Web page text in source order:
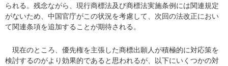
られる。残念ながら、現行商標法及び商標法実施条例には関連規定
がないため、中国官庁がこの状況を考慮して、次回の法改正におい
て関連条項を追加することが期待される。
現在のところ、優先権を主張した商標出願人が積極的に対応策を
検討するのがより効果的であると思われるが、以下にいくつかの対